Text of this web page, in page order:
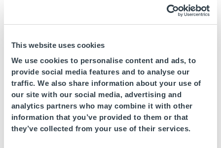
This website uses cookies
We use cookies to personalise content and ads, to
provide social media features and to analyse our
traffic. We also share information about your use of
our site with our social media, advertising and
analytics partners who may combine it with other
information that you’ve provided to them or that
they’ve collected from your use of their services.
vorgebracht wird.
Kennzeichnung der durch geistige Eigentumsrechte
geschützten Inhalte und ihre Position im Web, die
Akkreditierung der angegebenen geistigen
Eigentumsrechte und eine ausdrückliche Erklärung, in
der der Interessent die Verantwortung für die
Richtigkeit der in der Mitteilung gemachten Angaben
übernimmt.